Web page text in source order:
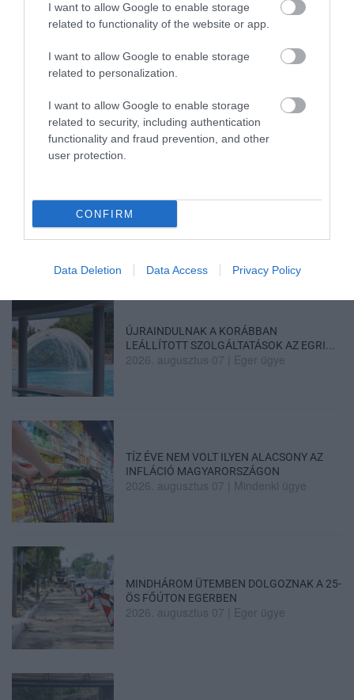
I want to allow Google to enable storage
related to functionality of the website or app.
I want to allow Google to enable storage
related to personalization.
I want to allow Google to enable storage
related to security, including authentication
functionality and fraud prevention, and other
user protection.
CONFIRM
Data Deletion Data Access Privacy Policy
Legfrissebb híreink
TÖBB MINT EGY HÓNAP IS LEHET, MIRE
2026. augusztus 07|Mindenki ügye
TANULJ NÉMETÜL OTTHONRÓL: A
DIGITÁLIS TANULÁS ELŐNYEI
2026. augusztus 07
ÚJRAINDULNAK A KORÁBBAN
LEÁLLÍTOTT SZOLGÁLTATÁSOK AZ EGRI...
2026. augusztus 07 Eger ügye
TÍZ ÉVE NEM VOLT ILYEN ALACSONY AZ
INFLÁCIÓ MAGYARORSZÁGON
2026. augusztus 07 Mindenki ügye
MINDHÁROM ÜTEMBEN DOLGOZNAK A 25-
ÖS FŐÚTON EGERBEN
2026. augusztus 07 Eger ügye